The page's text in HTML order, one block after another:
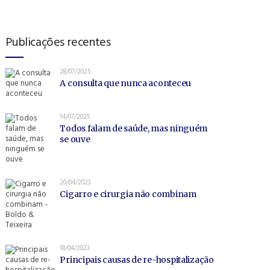
Publicações recentes
28/07/2025
A consulta que nunca aconteceu
14/07/2025
Todos falam de saúde, mas ninguém
se ouve
20/04/2023
Cigarro e cirurgia não combinam
18/04/2023
Principais causas de re-hospitalização